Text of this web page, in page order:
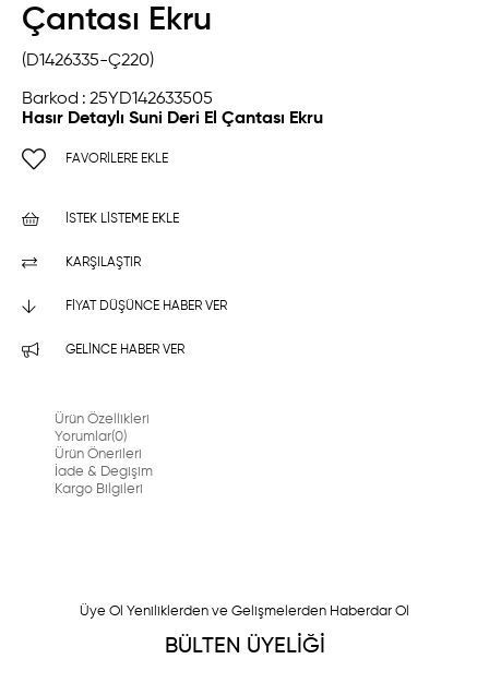
Çantası Ekru
(D1426335-Ç220)
Barkod : 25YD142633505
Hasır Detaylı Suni Deri El Çantası Ekru
FAVORILERE EKLE
İSTEK LISTEME EKLE
KARŞILAŞTIR
FIYAT DÜŞÜNCE HABER VER
GELINCE HABER VER
Ürün Özellikleri
Yorumlar(0)
Ürün Önerileri
İade & Degişim
Kargo Bilgileri
Üye Ol Yeniliklerden ve Gelişmelerden Haberdar Ol
BÜLTEN ÜYELİĞİ